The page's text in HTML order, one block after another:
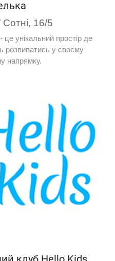
Сотні, 16/5
унікальний простір де
розвиватись у своєму
напрямку.